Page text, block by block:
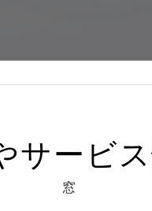
サービ
窓